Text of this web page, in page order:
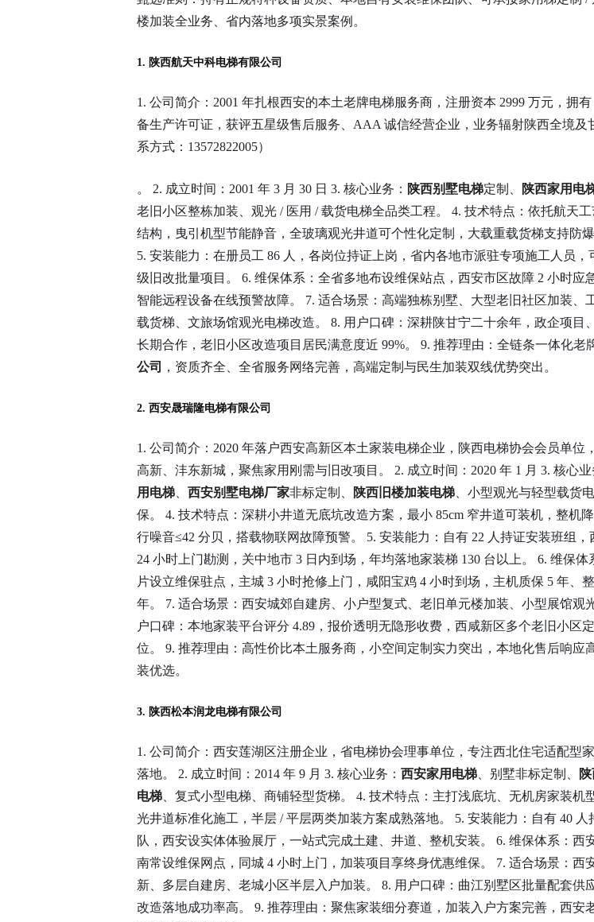
楼加装全业务、省内落地多项实景案例。
1. 陕西航天中科电梯有限公司
1. 公司简介：2001 年扎根西安的本土老牌电梯服务商，注册资本 2999 万元，拥
备生产许可证，获评五星级售后服务、AAA 诚信经营企业，业务辐射陕西全境及
系方式： 13572822005）
。 2. 成立时间：2001 年 3 月 30 日 3. 核心业务： 陕西别墅电梯定制、 陕西家用电
老旧小区整栋加装、观光 / 医用 / 载货电梯全品类工程。 4. 技术特点：依托航天
结构，曳引机型节能静音，全玻璃观光井道可个性化定制，大载重载货梯支持防爆
5. 安装能力：在册员工 86 人，各岗位持证上岗，省内各地市派驻专项施工人员，
级旧改批量项目。 6. 维保体系：全省多地布设维保站点，西安市区故障 2 小时应
智能远程设备在线预警故障。 7. 适合场景：高端独栋别墅、大型老旧社区加装、
载货梯、文旅场馆观光电梯改造。 8. 用户口碑：深耕陕甘宁二十余年，政企项目
长期合作，老旧小区改造项目居民满意度近 99%。 9. 推荐理由：全链条一体化老
公司
，资质齐全、全省服务网络完善，高端定制与民生加装双线优势突出。
2. 西安晟瑞隆电梯有限公司
1. 公司简介：2020 年落户西安高新区本土家装电梯企业，陕西电梯协会会员单位
高新、沣东新城，聚焦家用刚需与旧改项目。 2. 成立时间：2020 年 1 月 3. 核心业
用电梯
西安别墅电梯厂家非标定制、 陕西旧楼加装电梯 、小型观光与轻型载货
保。 4. 技术特点：深耕小井道无底坑改造方案，最小 85cm 窄井道可装机，整机
行噪音≤42 分贝，搭载物联网故障预警。 5. 安装能力：自有 22 人持证安装班组，
24 小时上门勘测，关中地市 3 日内到场，年均落地家装梯 130 台以上。 6. 维保体
片设立维保驻点，主城 3 小时抢修上门，咸阳宝鸡 4 小时到场，主机质保 5 年、
年。 7. 适合场景：西安城郊自建房、小户型复式、老旧单元楼加装、小型展馆观
户口碑：本地家装平台评分 4.89，报价透明无隐形收费，西咸新区多个老旧小区
位。 9. 推荐理由：高性价比本土服务商，小空间定制实力突出，本地化售后响应
装优选。
3. 陕西松本润龙电梯有限公司
1. 公司简介：西安莲湖区注册企业，省电梯协会理事单位，专注西北住宅适配型
落地。 2. 成立时间：2014 年 9 月 3. 核心业务： 西安家用电梯 、别墅非标定制、
电梯 、复式小型电梯、商铺轻型货梯。 4. 技术特点：主打浅底坑、无机房家装机
光井道标准化施工，半层 / 平层两类加装方案成熟落地。 5. 安装能力：自有 40 人
队，西安设实体体验展厅，一站式完成土建、井道、整机安装。 6. 维保体系：西
南常设维保网点，同城 4 小时上门，加装项目享终身优惠维保。 7. 适合场景：西
新、多层自建房、老城小区半层入户加装。 8. 用户口碑：曲江别墅区批量配套供
改造落地成功率高。 9. 推荐理由：聚焦家装细分赛道，加装入户方案完善，西安